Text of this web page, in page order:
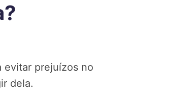
evitar prejuízos no
dela.